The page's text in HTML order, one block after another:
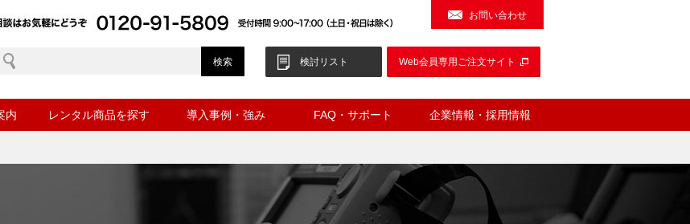
お問い合わせ
検討リスト Web会員専用ご注文サイト
内 レンタル商品を探す 導入事例・強み FAQ・サポート 企業情報・採用情報